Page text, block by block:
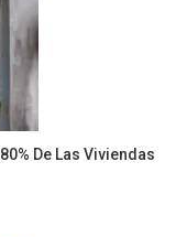
De Las Viviendas